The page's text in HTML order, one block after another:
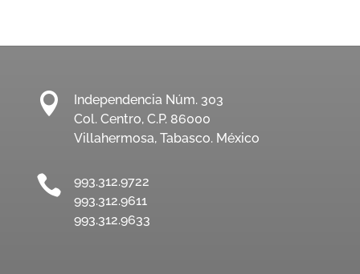

Independencia Núm. 303
Col. Centro, C.P. 86000
Villahermosa, Tabasco. México

993.312.9722
993.312.9611
993.312.9633